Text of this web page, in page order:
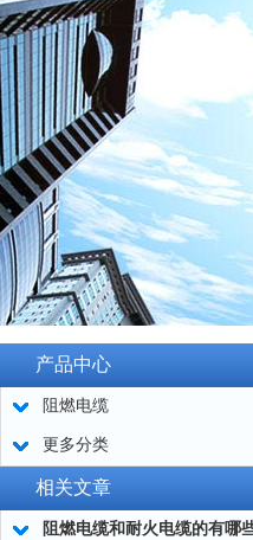
产品中心
阻燃电缆
更多分类
相关文章